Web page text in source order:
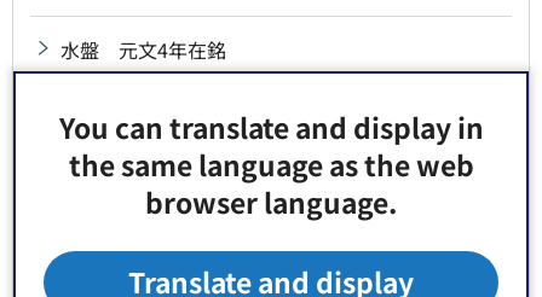
You can translate and display in
the same language as the web
browser language.
Translate and display
水盤 元文4年在銘
水盤 弘化2年在銘
水盤 砂村高砂講奉納
水盤 治兵衛新田氏子中奉納